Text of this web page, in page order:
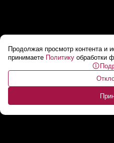
Продолжая просмотр контента и
принимаете Политику обработки
Александр Овечкин
Гретцки...